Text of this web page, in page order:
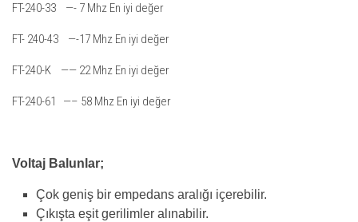
FT-240-33 —- 7 Mhz En iyi değer
FT- 240-43 —-17 Mhz En iyi değer
FT-240-K —— 22 Mhz En iyi değer
FT-240-61 —– 58 Mhz En iyi değer
Voltaj Balunlar;
Çok geniş bir empedans aralığı içerebilir.
Çıkışta eşit gerilimler alınabilir.